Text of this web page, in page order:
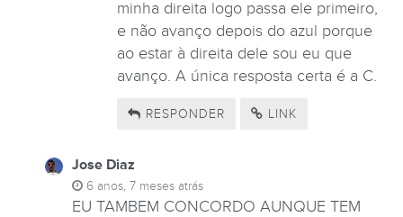
minha direita logo passa ele primeiro,
e não avanço depois do azul porque
ao estar à direita dele sou eu que
avanço. A única resposta certa é a C.
RESPONDER LINK
Jose Diaz
6 anos, 7 meses atrás
EU TAMBEM CONCORDO AUNQUE TEM